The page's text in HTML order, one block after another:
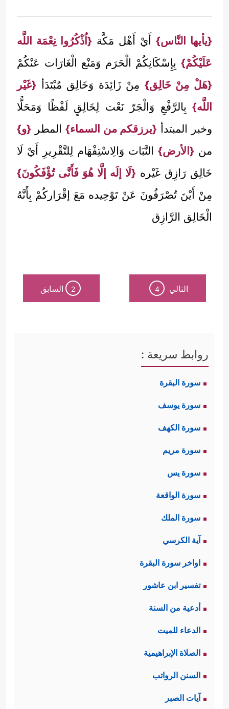
{يأيها النَّاس} أَيْ أَهْل مَكَّة {اُذْكُرُوا نِعْمَة اللَّه
عَلَيْكُمْ} بِإِسْكَانِكُمْ الْحَرَم وَمَنْع الْغَارَات عَنْكُمْ
{هَلْ مِنْ خَالِق} مِنْ زَائِدَة وَخَالِق مُبْتَدَأ {غَيْر
اللَّه} بِالرَّفْعِ وَالْجَرّ نَعْت لِخَالِقٍ لَفْظًا وَمَحَلًّا
وخبر المبتدأ {يرزقكم من السماء} المطر {و}
من {الأرض} النَّبَات وَالِاسْتِفْهَام لِلتَّقْرِيرِ أَيْ لَا
خَالِق رَازِق غَيْره {لَا إلَه إلَّا هُوَ فَأَنَّى تُؤْفَكُونَ}
مِنْ أَيْنَ تُصْرَفُونَ عَنْ تَوْحِيده مَعَ إقْرَاركُمْ بِأَنَّهُ
الْخَالِق الرَّازِق
التالي 4
2 السابق
روابط سريعة :
سورة البقرة
سورة يوسف
سورة الكهف
سورة مريم
سورة يس
سورة الواقعة
سورة الملك
آية الكرسي
اواخر سورة البقرة
تفسير ابن عاشور
أدعية من السنة
الدعاء للميت
الصلاة الإبراهيمية
السنن الرواتب
آيات الصبر